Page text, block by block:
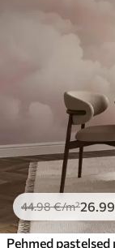
44.98€/m²26 .99